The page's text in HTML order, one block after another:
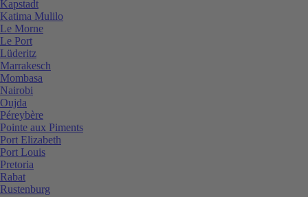
Kapstadt
Katima Mulilo
Le Morne
Le Port
Lüderitz
Marrakesch
Mombasa
Nairobi
Oujda
Péreybère
Pointe aux Piments
Port Elizabeth
Port Louis
Pretoria
Rabat
Rustenburg